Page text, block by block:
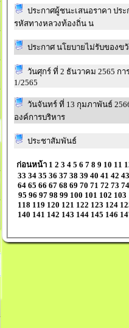
ประกาศผู้ชนะเสนอราคา ปร
รหัสทางหลวงท้องถิ่น น
ประกาศ นโยบายไม่รับของข
วันศุกร์ ที่ 2 ธันวาคม 2565 การประชุมร่างแ
1/2565
วันจันทร์ ที่ 13 กุมภาพันธ์
องค์การบริหาร
ประชาสัมพันธ์
ก่อนหน้า 1 2 3 4 5 6 7 8 9 10 11
33 34 35 36 37 38 39 40 41 42 43
64 65 66 67 68 69 70 71 72 73 74
95 96 97 98 99 100 101 102 103
118 119 120 121 122 123 124
140 141 142 143 144 145 146